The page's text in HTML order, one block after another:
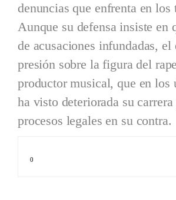
denuncias que enfrenta en los
Aunque su defensa insiste en
de acusaciones infundadas, el
presión sobre la figura del
productor musical, que en los
ha visto deteriorada su
procesos legales en su contra.
0